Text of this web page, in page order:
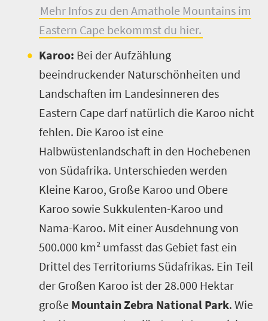
Mehr Infos zu den Amathole Mountains im
Eastern Cape bekommst du hier.
Karoo: Bei der Aufzählung
beeindruckender Naturschönheiten und
Landschaften im Landesinneren des
Eastern Cape darf natürlich die Karoo nicht
fehlen. Die Karoo ist eine
Halbwüstenlandschaft in den Hochebenen
von Südafrika. Unterschieden werden
Kleine Karoo, Große Karoo und Obere
Karoo sowie Sukkulenten-Karoo und
Nama-Karoo. Mit einer Ausdehnung von
500.000 km² umfasst das Gebiet fast ein
Drittel des Territoriums Südafrikas. Ein Teil
der Großen Karoo ist der 28.000 Hektar
große Mountain Zebra National Park. Wie